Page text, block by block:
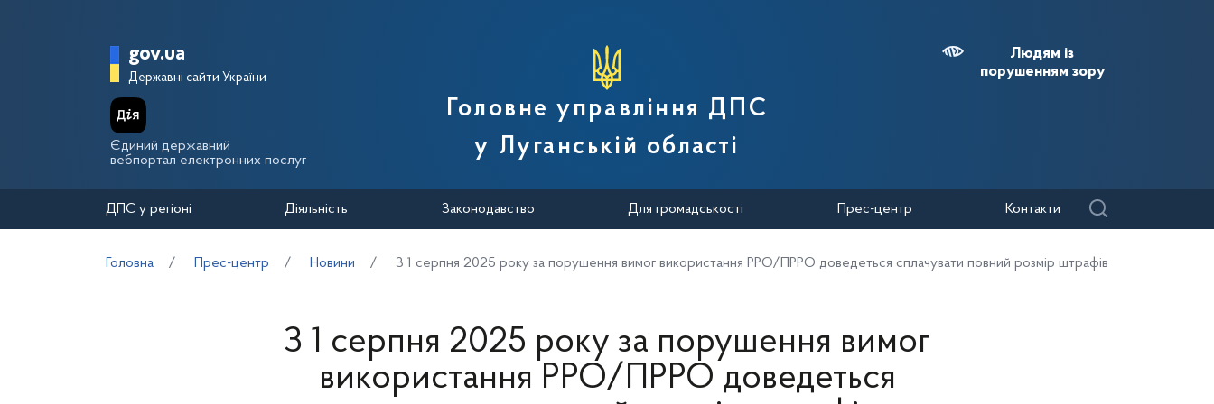
Головна сторінка Державної податкової служби України
gov.ua
Державні сайти України
Єдиний державний
вебпортал електронних послуг
Головне управління ДПС
у Луганській області
Людям із
порушенням зору
ДПС у регіоні Діяльність Законодавство Для громадськості Прес-центр Контакти
Головна Прес-центр Новини З 1 серпня 2025 року за порушення вимог використання РРО/ПРРО доведеться сплачувати повний розмір штрафів
З 1 серпня 2025 року за порушення вимог
використання РРО/ПРРО доведеться